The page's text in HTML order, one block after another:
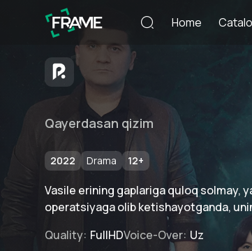
Home
Qayerdasan qizim
2022 Drama 12+
Vasile erining gaplariga quloq solmay,
operatsiyaga olib ketishayotganda,
Quality: FullHDVoice-Over: Uz